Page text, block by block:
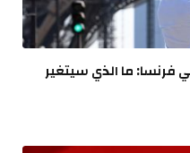
فرنسا: ما الذي سيتغير